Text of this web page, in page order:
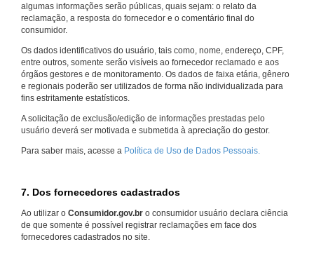
algumas informações serão públicas, quais sejam: o relato da
reclamação, a resposta do fornecedor e o comentário final do
consumidor.
Os dados identificativos do usuário, tais como, nome, endereço, CPF,
entre outros, somente serão visíveis ao fornecedor reclamado e aos
órgãos gestores e de monitoramento. Os dados de faixa etária, gênero
e regionais poderão ser utilizados de forma não individualizada para
fins estritamente estatísticos.
A solicitação de exclusão/edição de informações prestadas pelo
usuário deverá ser motivada e submetida à apreciação do gestor.
Para saber mais, acesse a Política de Uso de Dados Pessoais.
7. Dos fornecedores cadastrados
Ao utilizar o Consumidor.gov.br o consumidor usuário declara ciência
de que somente é possível registrar reclamações em face dos
fornecedores cadastrados no site.